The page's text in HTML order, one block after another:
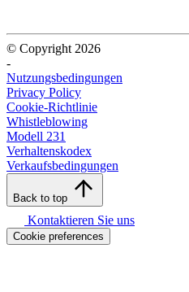
© Copyright 2026
-
Nutzungsbedingungen
Privacy Policy
Cookie-Richtlinie
Whistleblowing
Modell 231
Verhaltenskodex
Verkaufsbedingungen
Back to top
Kontaktieren Sie uns
Cookie preferences